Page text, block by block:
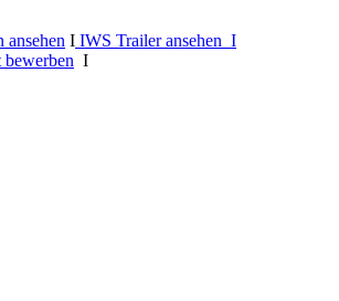
ansehen I IWS Trailer ansehen I
bewerben I